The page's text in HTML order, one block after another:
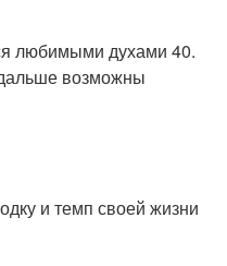
любимыми духами 40.
возможны
и темп своей жизни